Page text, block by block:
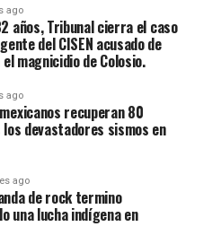
ago
años, Tribunal cierra el caso
del CISEN acusado de
magnicidio de Colosio.
ago
recuperan 80
devastadores sismos en
ago
de rock termino
una lucha indígena en